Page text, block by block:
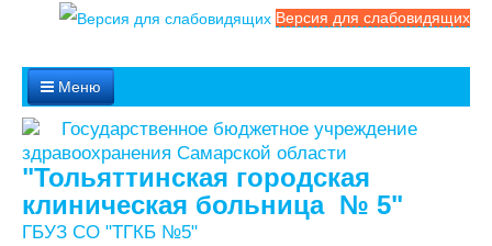
Версия для слабовидящих
Меню
Службы
Медицинские услуги
Государственное бюджетное учреждение
здравоохранения Самарской области
"Тольяттинская городская
клиническая больница № 5"
ГБУЗ СО "ТГКБ №5"